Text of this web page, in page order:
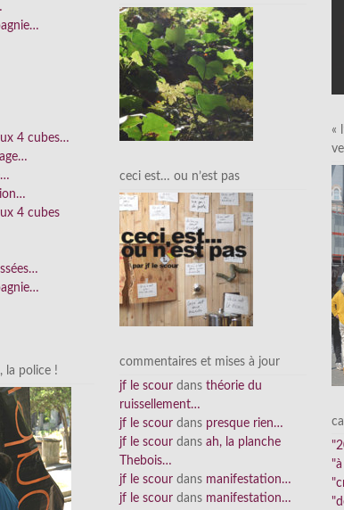
4 cubes…
4 cubes
la police !
ceci est… ou n’est pas
commentaires et mises à jour
jf le scour dans théorie du
ruissellement…
jf le scour dans presque rien…
jf le scour dans ah, la planche
Thebois…
jf le scour dans manifestation…
jf le scour dans manifestation…
«